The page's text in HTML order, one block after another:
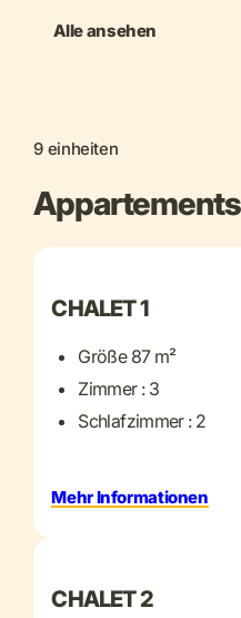
Alle ansehen
9 einheiten
CHALET 1
Größe 87 m²
Zimmer : 3
Schlafzimmer : 2
Mehr Informationen
CHALET 2